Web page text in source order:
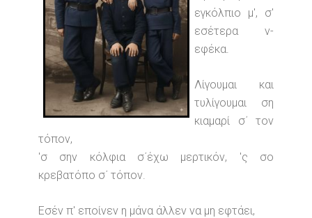
εγκόλπιο μ', σ'
εσέτερα ν-
εφέκα.
Λίγουμαι και
τυλίγουμαι ση
κιαμαρί σ΄ τον
τόπον,
'σ σην κόλφια σ΄έχω μερτικόν, 'ς σο
κρεβατόπο σ΄ τόπον.
Εσέν π' εποίνεν η μάνα άλλεν να μη εφτάει,